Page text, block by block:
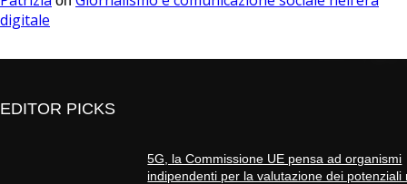
digitale
EDITOR PICKS
5G, la Commissione UE pensa ad organismi
indipendenti per la valutazione dei potenziali